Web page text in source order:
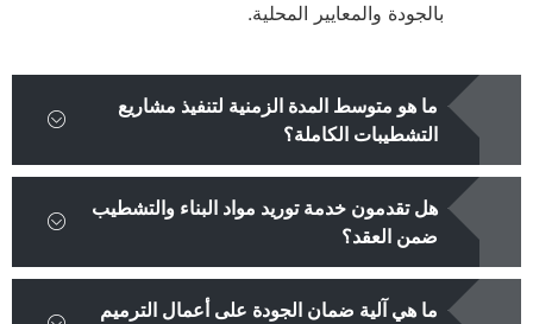
بالجودة والمعايير المحلية.
ما هو متوسط المدة الزمنية لتنفيذ مشاريع
التشطيبات الكاملة؟
هل تقدمون خدمة توريد مواد البناء والتشطيب
ضمن العقد؟
ما هي آلية ضمان الجودة على أعمال الترميم